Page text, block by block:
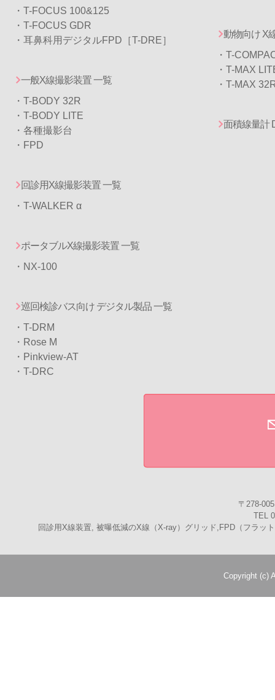
・T-FOCUS 100&125
・T-FOCUS GDR
・耳鼻科用デジタルFPD［T-DRE］
一般X線撮影装置 一覧
・T-BODY 32R
・T-BODY LITE
・各種撮影台
・FPD
回診用X線撮影装置 一覧
・T-WALKER α
ポータブルX線撮影装置 一覧
・NX-100
巡回検診バス向け デジタル製品 一覧
・T-DRM
・ Rose M
・ Pinkview-AT
・T-DRC
動物向け X
・T-
・T-MAX
・T-MAX
面積線量計
〒278-
TEL
回診用X線装置, 被曝低減のX線（X-ray）グリッド,FPD（フラッ
Copyright (c)